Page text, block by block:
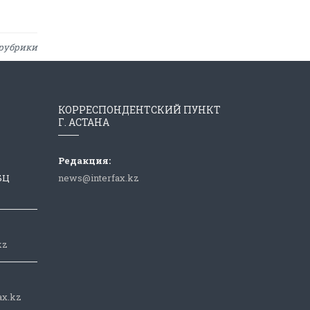
КОРРЕСПОНДЕНТСКИЙ ПУНКТ
Г. АСТАНА
Редакция:
news@interfax.kz